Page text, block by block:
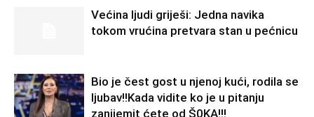
Većina ljudi griješi: Jedna navika
tokom vrućina pretvara stan u pećnicu
Bio je čest gost u njenoj kući, rodila se
ljubav!!Kada vidite ko je u pitanju
zanijemit ćete od Š0KA!!!